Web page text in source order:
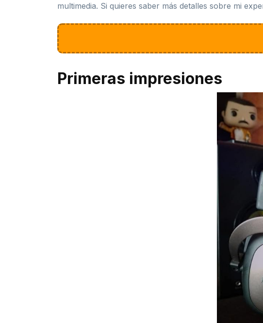
multimedia. Si quieres saber más detalles sobre mi
Primeras impresiones